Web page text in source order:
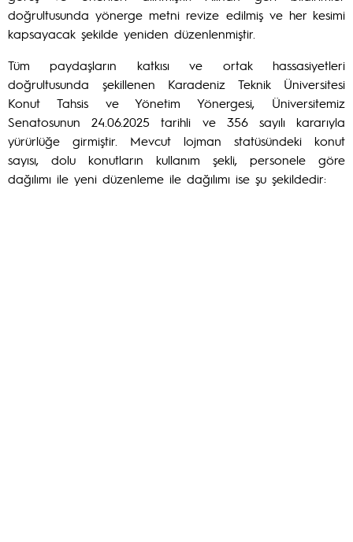
doğrultusunda yönerge metni revize edilmiş ve her kesimi
kapsayacak şekilde yeniden düzenlenmiştir.
Tüm paydaşların katkısı ve ortak hassasiyetleri
doğrultusunda şekillenen Karadeniz Teknik Üniversitesi
Konut Tahsis ve Yönetim Yönergesi, Üniversitemiz
Senatosunun 24.06.2025 tarihli ve 356 sayılı kararıyla
yürürlüğe girmiştir. Mevcut lojman statüsündeki konut
sayısı, dolu konutların kullanım şekli, personele göre
dağılımı ile yeni düzenleme ile dağılımı ise şu şekildedir: